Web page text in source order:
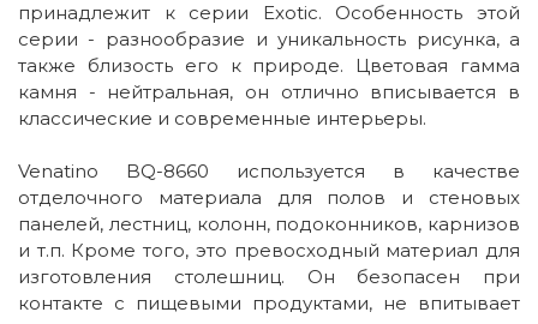
принадлежит к серии Exotic. Особенность этой
серии - разнообразие и уникальность рисунка, а
также близость его к природе. Цветовая гамма
камня - нейтральная, он отлично вписывается в
классические и современные интерьеры.
Venatino BQ-8660 используется в качестве
отделочного материала для полов и стеновых
панелей, лестниц, колонн, подоконников, карнизов
и т.п. Кроме того, это превосходный материал для
изготовления столешниц. Он безопасен при
контакте с пищевыми продуктами, не впитывает